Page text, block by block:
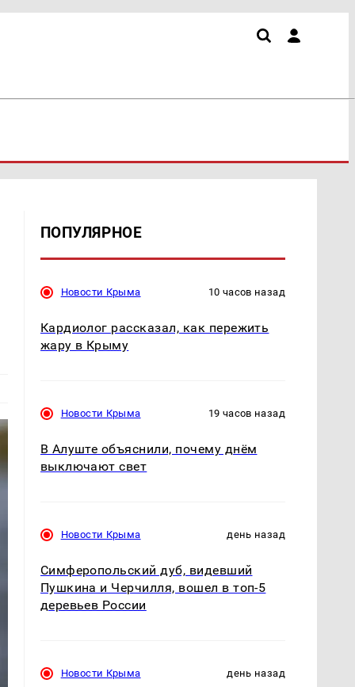
ПОПУЛЯРНОЕ
Новости Крыма 10 часов назад
Кардиолог рассказал, как пережить
жару в Крыму
Новости Крыма 19 часов назад
В Алуште объяснили, почему днём
выключают свет
Новости Крыма день назад
Симферопольский дуб, видевший
Пушкина и Черчилля, вошел в топ-5
деревьев России
Новости Крыма день назад